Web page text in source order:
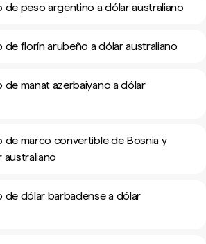
de peso argentino a dólar australiano
de florín arubeño a dólar australiano
manat azerbaiyano a dólar
de marco convertible de Bosnia y
australiano
de dólar barbadense a dólar